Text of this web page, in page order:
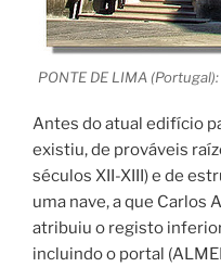
PONTE DE LIMA
Antes do atual edifício
existiu, de prováveis
séculos XII-XIII) e de
uma nave, a que Carlos
atribuiu o registo
incluindo o portal